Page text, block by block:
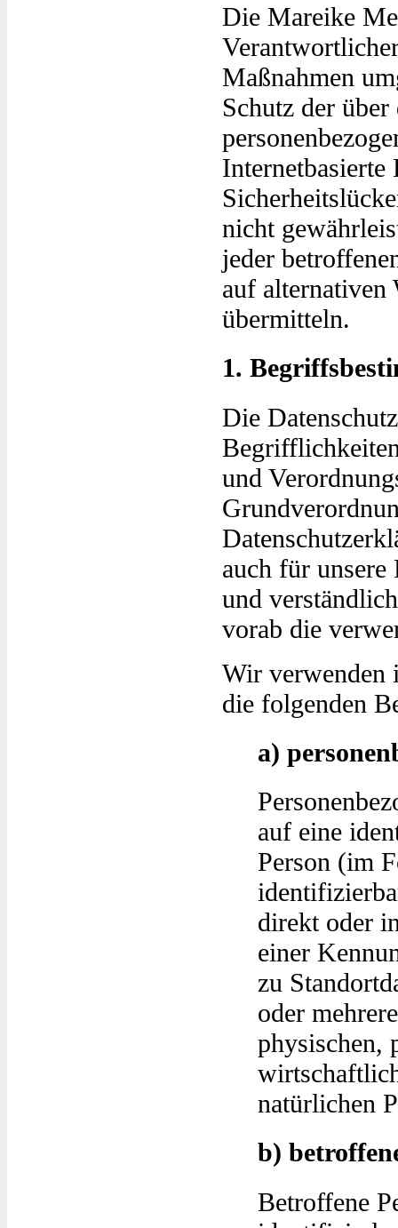
Die Mareike
Maßnahmen
Schutz der
Internetbasierte
nicht
jeder
auf alternativen
übermitteln.
1.
Die
und
auch für unsere
und
vorab die
Wir verwenden
die folgenden
a)
auf eine
Person (im
direkt oder
einer
zu
oder
physischen,
natürlichen
b)
Betroffene